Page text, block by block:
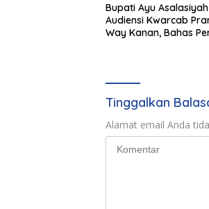
Bupati Ayu
Audiensi Kwarcab
Way Kanan, Bahas
Tinggalkan
Alamat email Anda